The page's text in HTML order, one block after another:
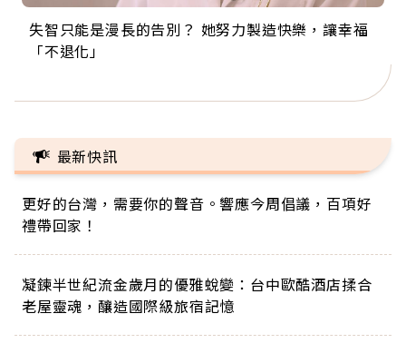
失智只能是漫長的告別？ 她努力製造快樂，讓幸福
「不退化」
來自剛果的巧克力神父 為台灣奉獻36年 「台灣是我
的家，我連作夢都講台語！」
63歲卸矽谷副總、搬回台灣找快樂！「蛋黃哥小
丑」走進安養院，逗樂上萬爺奶：退休後才開始真
104歲打破金氏世界紀錄 成為全球最年長羽球選
手，分享長壽的秘密原來是「這個」
事業巔峰他選擇追夢…黑手阿伯拉小提琴還登上小
巨蛋！連CNN都大讚！
最新快訊
更好的台灣，需要你的聲音。響應今周倡議，百項好
禮帶回家！
凝鍊半世紀流金歲月的優雅蛻變：台中歐酷酒店揉合
老屋靈魂，釀造國際級旅宿記憶